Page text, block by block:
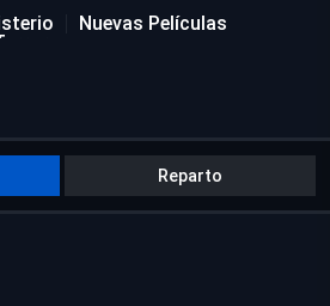
Nuevas Películas
Reparto